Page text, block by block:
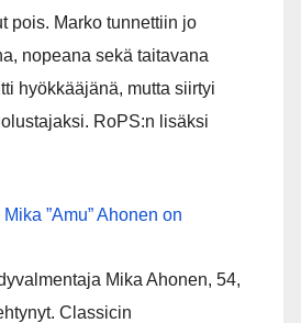
pois. Marko tunnettiin jo
nopeana sekä taitavana
hyökkääjänä, mutta siirtyi
RoPS:n lisäksi
”Amu” Ahonen on
Mika Ahonen, 54,
Classicin